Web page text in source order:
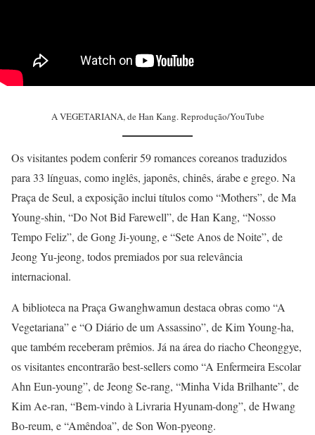
A VEGETARIANA, de Han Kang. Reprodução/YouTube
Os visitantes podem conferir 59 romances coreanos traduzidos
para 33 línguas, como inglês, japonês, chinês, árabe e grego. Na
Praça de Seul, a exposição inclui títulos como “Mothers”, de Ma
Young-shin, “Do Not Bid Farewell”, de Han Kang, “Nosso
Tempo Feliz”, de Gong Ji-young, e “Sete Anos de Noite”, de
Jeong Yu-jeong, todos premiados por sua relevância
internacional.
A biblioteca na Praça Gwanghwamun destaca obras como “A
Vegetariana” e “O Diário de um Assassino”, de Kim Young-ha,
que também receberam prêmios. Já na área do riacho Cheonggye,
os visitantes encontrarão best-sellers como “A Enfermeira Escolar
Ahn Eun-young”, de Jeong Se-rang, “Minha Vida Brilhante”, de
Kim Ae-ran, “Bem-vindo à Livraria Hyunam-dong”, de Hwang
Bo-reum, e “Amêndoa”, de Son Won-pyeong.